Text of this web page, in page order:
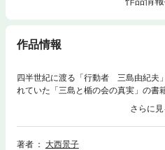
作品情報
四半世紀に渡る「行動者 三島由紀夫
れていた「三島と楯の会の真実」の書
んでいる」という感覚は、吹き飛びま
て、自衛隊富士学校滝ケ原駐屯地で、
「自国の領土を守ることも出来ない国
ないか」という三島の問いかけを、耳
著者
大西景子